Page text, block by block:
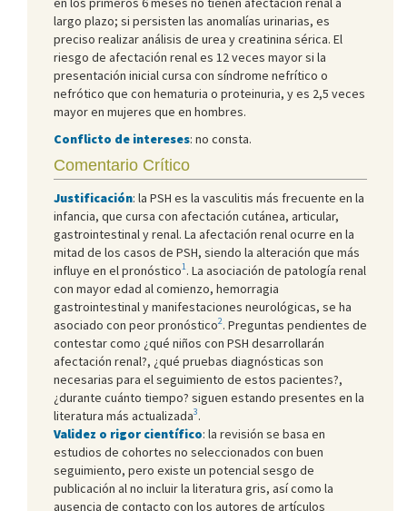
largo plazo; si persisten las anomalías urinarias, es
preciso realizar análisis de urea y creatinina sérica. El
riesgo de afectación renal es 12 veces mayor si la
presentación inicial cursa con síndrome nefrítico o
nefrótico que con hematuria o proteinuria, y es 2,5 veces
mayor en mujeres que en hombres.
Conflicto de intereses: no consta.
Comentario Crítico
Justificación: la PSH es la vasculitis más frecuente en la
infancia, que cursa con afectación cutánea, articular,
gastrointestinal y renal. La afectación renal ocurre en la
mitad de los casos de PSH, siendo la alteración que más
influye en el pronóstico1. La asociación de patología renal
con mayor edad al comienzo, hemorragia
gastrointestinal y manifestaciones neurológicas, se ha
asociado con peor pronóstico2. Preguntas pendientes de
contestar como ¿qué niños con PSH desarrollarán
afectación renal?, ¿qué pruebas diagnósticas son
necesarias para el seguimiento de estos pacientes?,
¿durante cuánto tiempo? siguen estando presentes en la
literatura más actualizada3.
Validez o rigor científico: la revisión se basa en
estudios de cohortes no seleccionados con buen
seguimiento, pero existe un potencial sesgo de
publicación al no incluir la literatura gris, así como la
ausencia de contacto con los autores de artículos